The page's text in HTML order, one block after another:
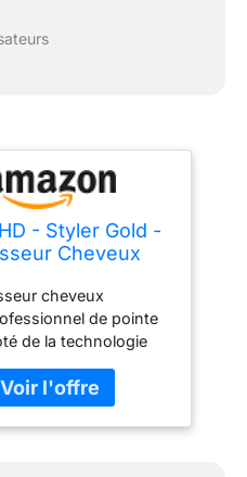
- Styler Gold -
Cheveux
cheveux
de pointe
de la technologie
nouvelle
pour assurer
façon constante des